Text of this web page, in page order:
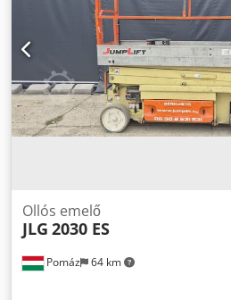
Pomáz 64 km
Ollós emelő
JLG 2030 ES